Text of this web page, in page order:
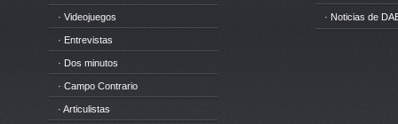
· Videojuegos
· Entrevistas
· Dos minutos
· Campo Contrario
· Articulistas
· Noticias de